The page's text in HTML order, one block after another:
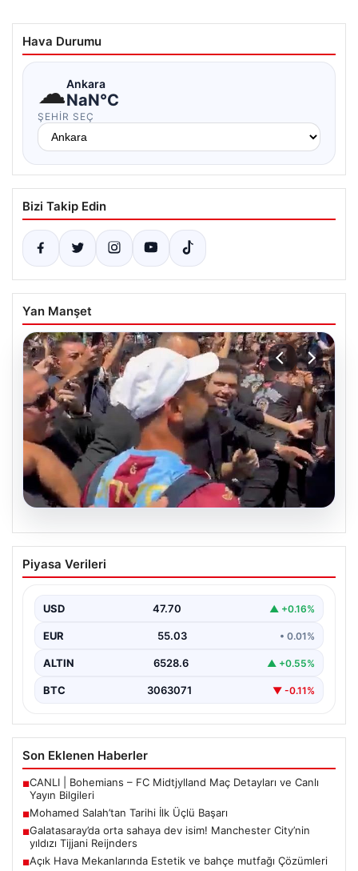
Hava Durumu
☁Ankara
NaN°C
ŞEHIR SEÇ
Bizi Takip Edin
Yan Manşet
05.08.2026
Mohamed Salah’tan Tarihi İlk Üçlü
Başarı
önemli bir dönüm noktasına imza attı. Takımının
hücum…
Piyasa Verileri
USD 47.70 ▲ +0.16%
EUR 55.03 • 0.01%
ALTIN 6528.6 ▲ +0.55%
BTC 3063071 ▼ -0.11%
Son Eklenen Haberler
■CANLI | Bohemians – FC Midtjylland Maç Detayları ve Canlı
Yayın Bilgileri
■Mohamed Salah’tan Tarihi İlk Üçlü Başarı
■Galatasaray’da orta sahaya dev isim! Manchester City’nin
yıldızı Tijjani Reijnders
■Açık Hava Mekanlarında Estetik ve bahçe mutfağı Çözümleri